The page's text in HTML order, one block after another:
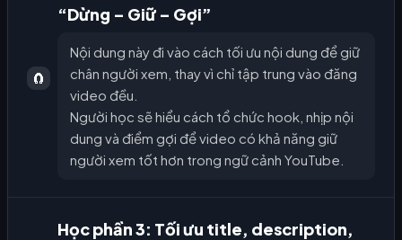
🧲
“Dừng – Giữ – Gợi”
Nội dung này đi vào cách tối ưu nội dung để giữ
chân người xem, thay vì chỉ tập trung vào đăng
video đều.
Người học sẽ hiểu cách tổ chức hook, nhịp nội
dung và điểm gợi để video có khả năng giữ
người xem tốt hơn trong ngữ cảnh YouTube.
Học phần 3: Tối ưu title, description,